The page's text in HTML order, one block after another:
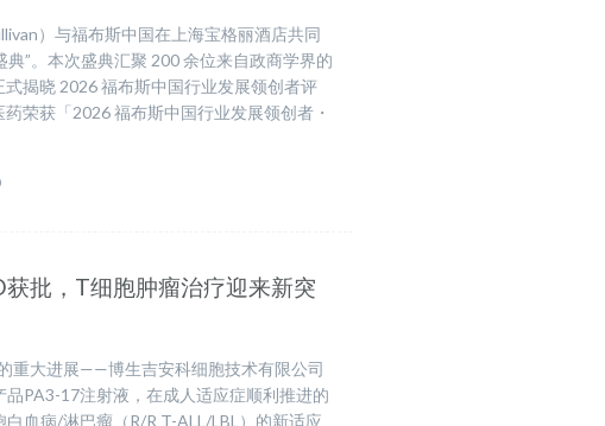
）与福布斯中国在上海宝格丽酒店共同
”。本次盛典汇聚 200 余位来自政商学界的
揭晓 2026 福布斯中国行业发展领创者评
荣获「2026 福布斯中国行业发展领创者・
批，T细胞肿瘤治疗迎来新突
重大进展——博生吉安科细胞技术有限公司
PA3-17注射液，在成人适应症顺利推进的
血病/淋巴瘤（R/R T-ALL/LBL）的新适应